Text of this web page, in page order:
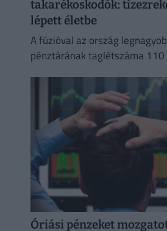
takarékoskodók:
lépett életbe
A fúzióval az ország
pénztárának taglétszáma
Óriási pénzeket